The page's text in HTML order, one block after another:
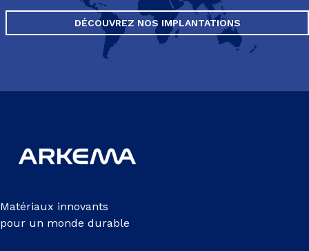
DÉCOUVREZ NOS IMPLANTATIONS
Matériaux innovants
pour un monde durable